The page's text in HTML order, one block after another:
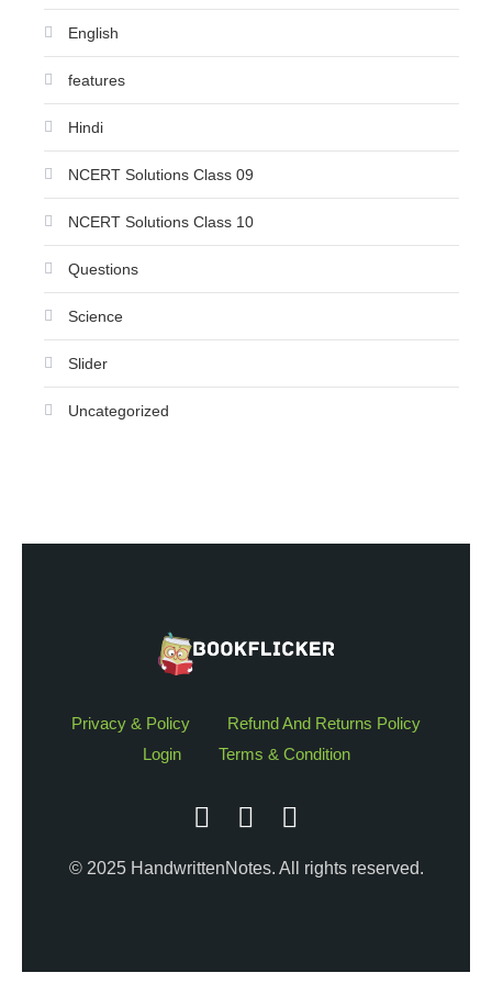
English
features
Hindi
NCERT Solutions Class 09
NCERT Solutions Class 10
Questions
Science
Slider
Uncategorized
Privacy & Policy
Refund And Returns Policy
Login
Terms & Condition
© 2025 HandwrittenNotes. All rights reserved.